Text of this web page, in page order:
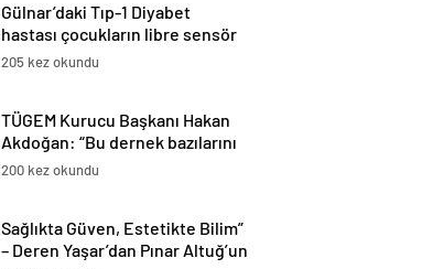
Gülnar’daki Tıp-1 Diyabet
hastası çocukların libre sensör
şeker ölçüm cihazı 1 yıl boyumca
205 kez okundu
TÜGEM Kurucu Başkanı Hakan
Akdoğan: “Bu dernek bazılarını
çok rahatsız etse de
200 kez okundu
Sağlıkta Güven, Estetikte Bilim”
– Deren Yaşar’dan Pınar Altuğ’un